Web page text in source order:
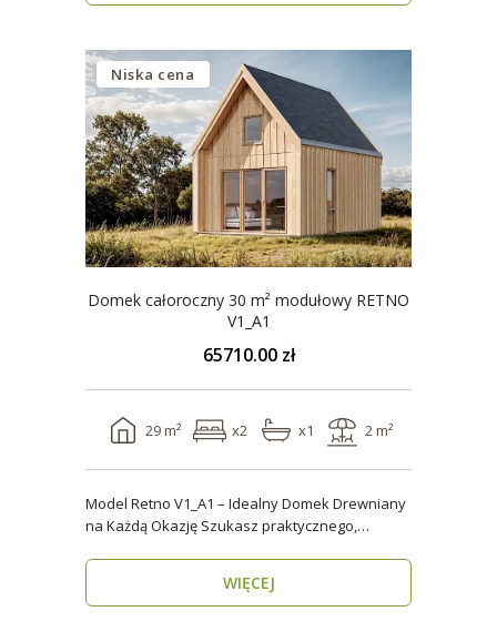
Niska cena
Domek całoroczny 30 m² modułowy RETNO
V1_A1
65710.00 zł
29 m² x2 x1 2 m²
Model Retno V1_A1 – Idealny Domek Drewniany
na Każdą Okazję Szukasz praktycznego,
WIĘCEJ